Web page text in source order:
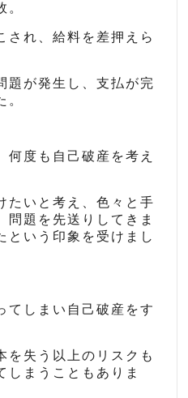
。
され、給料を差押えら
題が発生し、支払が完
。
何度も自己破産を考え
たいと考え、色々と手
問題を先送りしてきま
という印象を受けまし
てしまい自己破産をす
を失う以上のリスクも
しまうこともありま